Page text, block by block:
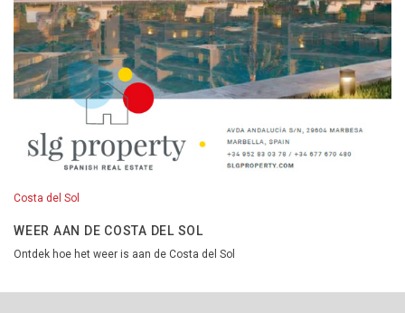
Costa del Sol
WEER AAN DE COSTA DEL SOL
Ontdek hoe het weer is aan de Costa del Sol